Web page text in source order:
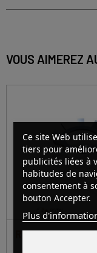
VOUS AIMEREZ
RONDELLE
Ce site Web
tiers pour
publicités liées à
habitudes de
consentement à
bouton Accepter.
Plus